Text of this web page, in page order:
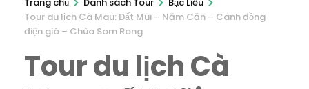
Tour du lịch Cà Mau: Đất Mũi – Năm Căn – Cánh đồng
điện gió – Chùa Som Rong
Tour du lịch Cà